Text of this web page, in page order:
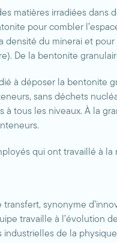
matières irradiées
pour combler
du minerai et
De la bentonite
à déposer la
sans déchets
à tous les niveaux. À
qui ont travaillé à
synonyme
travaille à
de la